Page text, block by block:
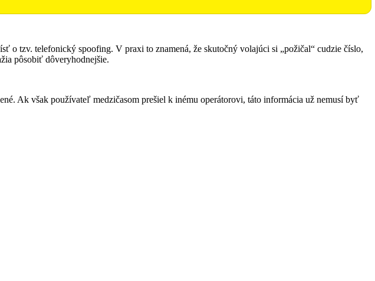
o tzv. telefonický spoofing. V praxi to znamená, že skutočný volajúci si „požičal“ cudzie číslo,
pôsobiť dôveryhodnejšie.
Ak však používateľ medzičasom prešiel k inému operátorovi, táto informácia už nemusí byť